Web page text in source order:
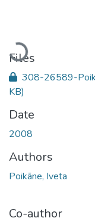
Loading...
Files
308-26589-
KB)
Date
2008
Authors
Poikāne, Iveta
Co-author